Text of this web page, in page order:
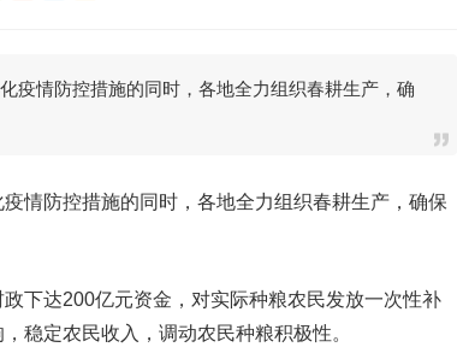
疫情防控措施的同时，各地全力组织春耕生产，确
情防控措施的同时，各地全力组织春耕生产，确保
下达200亿元资金，对实际种粮农民发放一次性补
稳定农民收入，调动农民种粮积极性。